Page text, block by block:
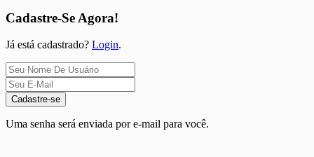
Cadastre-Se Agora!
Já está cadastrado? Login.
Cadastre-se
Uma senha será enviada por e-mail para você.